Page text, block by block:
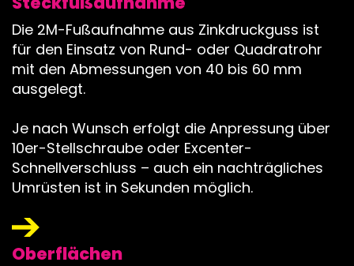
Die 2M-Fußaufnahme aus Zinkdruckguss ist
für den Einsatz von Rund- oder Quadratrohr
mit den Abmessungen von 40 bis 60 mm
ausgelegt.
Je nach Wunsch erfolgt die Anpressung über
10er-Stellschraube oder Excenter-
Schnellverschluss – auch ein nachträgliches
Umrüsten ist in Sekunden möglich.
Oberflächen